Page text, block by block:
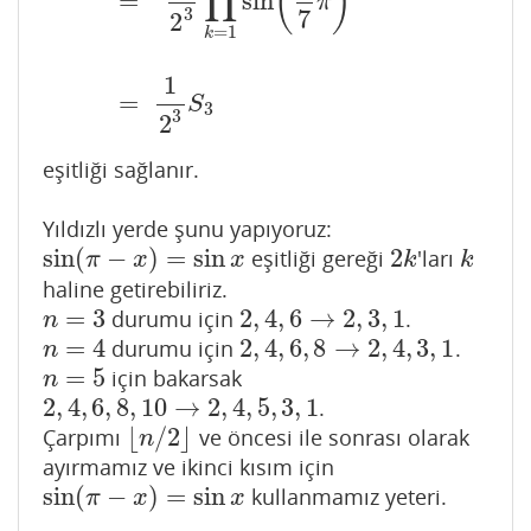
23
k=1 7
=
1
23 S3
eşitliği sağlanır.
Yıldızlı yerde şunu yapıyoruz:
sin(π − x) = sinx
sin(π− x)= sin x eşitliği gereği 2k
2k 'ları k
k
haline getirebiliriz.
n = 3
n=3 durumu için 2,4, 6 → 2, 3, 1
2,4,6 → 2,3 1 .
n = 4
n=4 durumu için 2,4, 6,8 → 2,4,3, 1
2,4,6 8→2 ,4,3 ,1 .
n = 5
n=5 için bakarsak
2,4,6, 8, 10 → 2,4, 5,3, 1
2,4,6 8,10→2, 4,5 3,1
.
Çarpımı ⌊ n/2 ⌋
n/2⌋
ve öncesi ile sonrası olarak
ayırmamız ve ikinci kısım için
sin(π − x) = sinx
sin(π− x)= sin x kullanmamız yeteri.